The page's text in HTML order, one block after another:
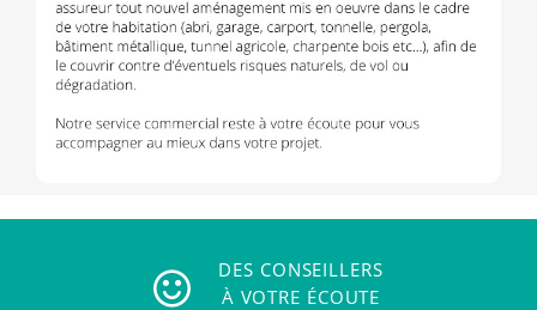
DES CONSEILLERS
À VOTRE ÉCOUTE